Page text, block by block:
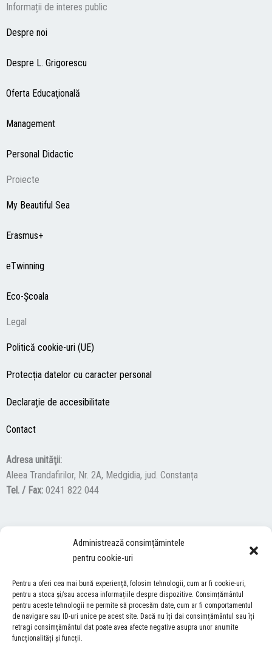
Administrează consimțămintele
pentru cookie-uri
Pentru a oferi cea mai bună experiență, folosim tehnologii, cum ar fi cookie-uri,
pentru a stoca și/sau accesa informațiile despre dispozitive. Consimțământul
pentru aceste tehnologii ne permite să procesăm date, cum ar fi comportamentul
de navigare sau ID-uri unice pe acest site. Dacă nu îți dai consimțământul sau îți
retragi consimțământul dat poate avea afecte negative asupra unor anumite
funcționalități și funcții.
Informații de interes public
Despre noi
Despre L. Grigorescu
Oferta Educaţională
Management
Personal Didactic
Proiecte
My Beautiful Sea
Erasmus+
eTwinning
Eco-Şcoala
Legal
Politică cookie-uri (UE)
Protecția datelor cu caracter personal
Declarație de accesibilitate
Contact
Adresa unităţii:
Aleea Trandafirilor, Nr. 2A, Medgidia, jud. Constanța
Tel. / Fax: 0241 822 044
a
c
e
b
o
o
o
t
u
b
e
n
t
a
g
r
Descărcați programul NonVisual Desktop Acces, care oferă
persoanelor cu dizabilități vizuale posibilitatea de a consulta site-ul
nostru. DESCARCĂ AICI